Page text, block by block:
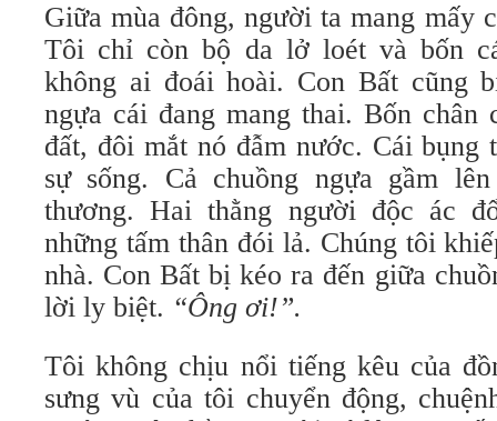
Giữa mùa đông, người ta mang mấy
Tôi chỉ còn bộ da lở loét và bốn
không ai đoái hoài. Con Bất cũng
ngựa cái đang mang thai. Bốn chân
đất, đôi mắt nó đẫm nước. Cái bụng
sự sống. Cả chuồng ngựa gầm
thương. Hai thằng người độc ác
những tấm thân đói lả. Chúng tôi
nhà. Con Bất bị kéo ra đến giữa
lời ly biệt. “Ông ơi!”.
Tôi không chịu nổi tiếng kêu của
sưng vù của tôi chuyển động,